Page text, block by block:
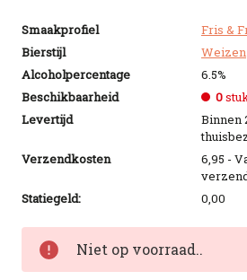
Smaakprofiel
Fris &
Bierstijl
Weizen
Alcoholpercentage
6.5%
Beschikbaarheid
0
Levertijd
Binnen
Verzendkosten
6,95 -
Statiegeld:
0,00
voorraad: Niet op voorraad..